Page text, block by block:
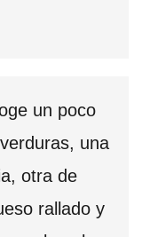
un poco
una
otra de
rallado y